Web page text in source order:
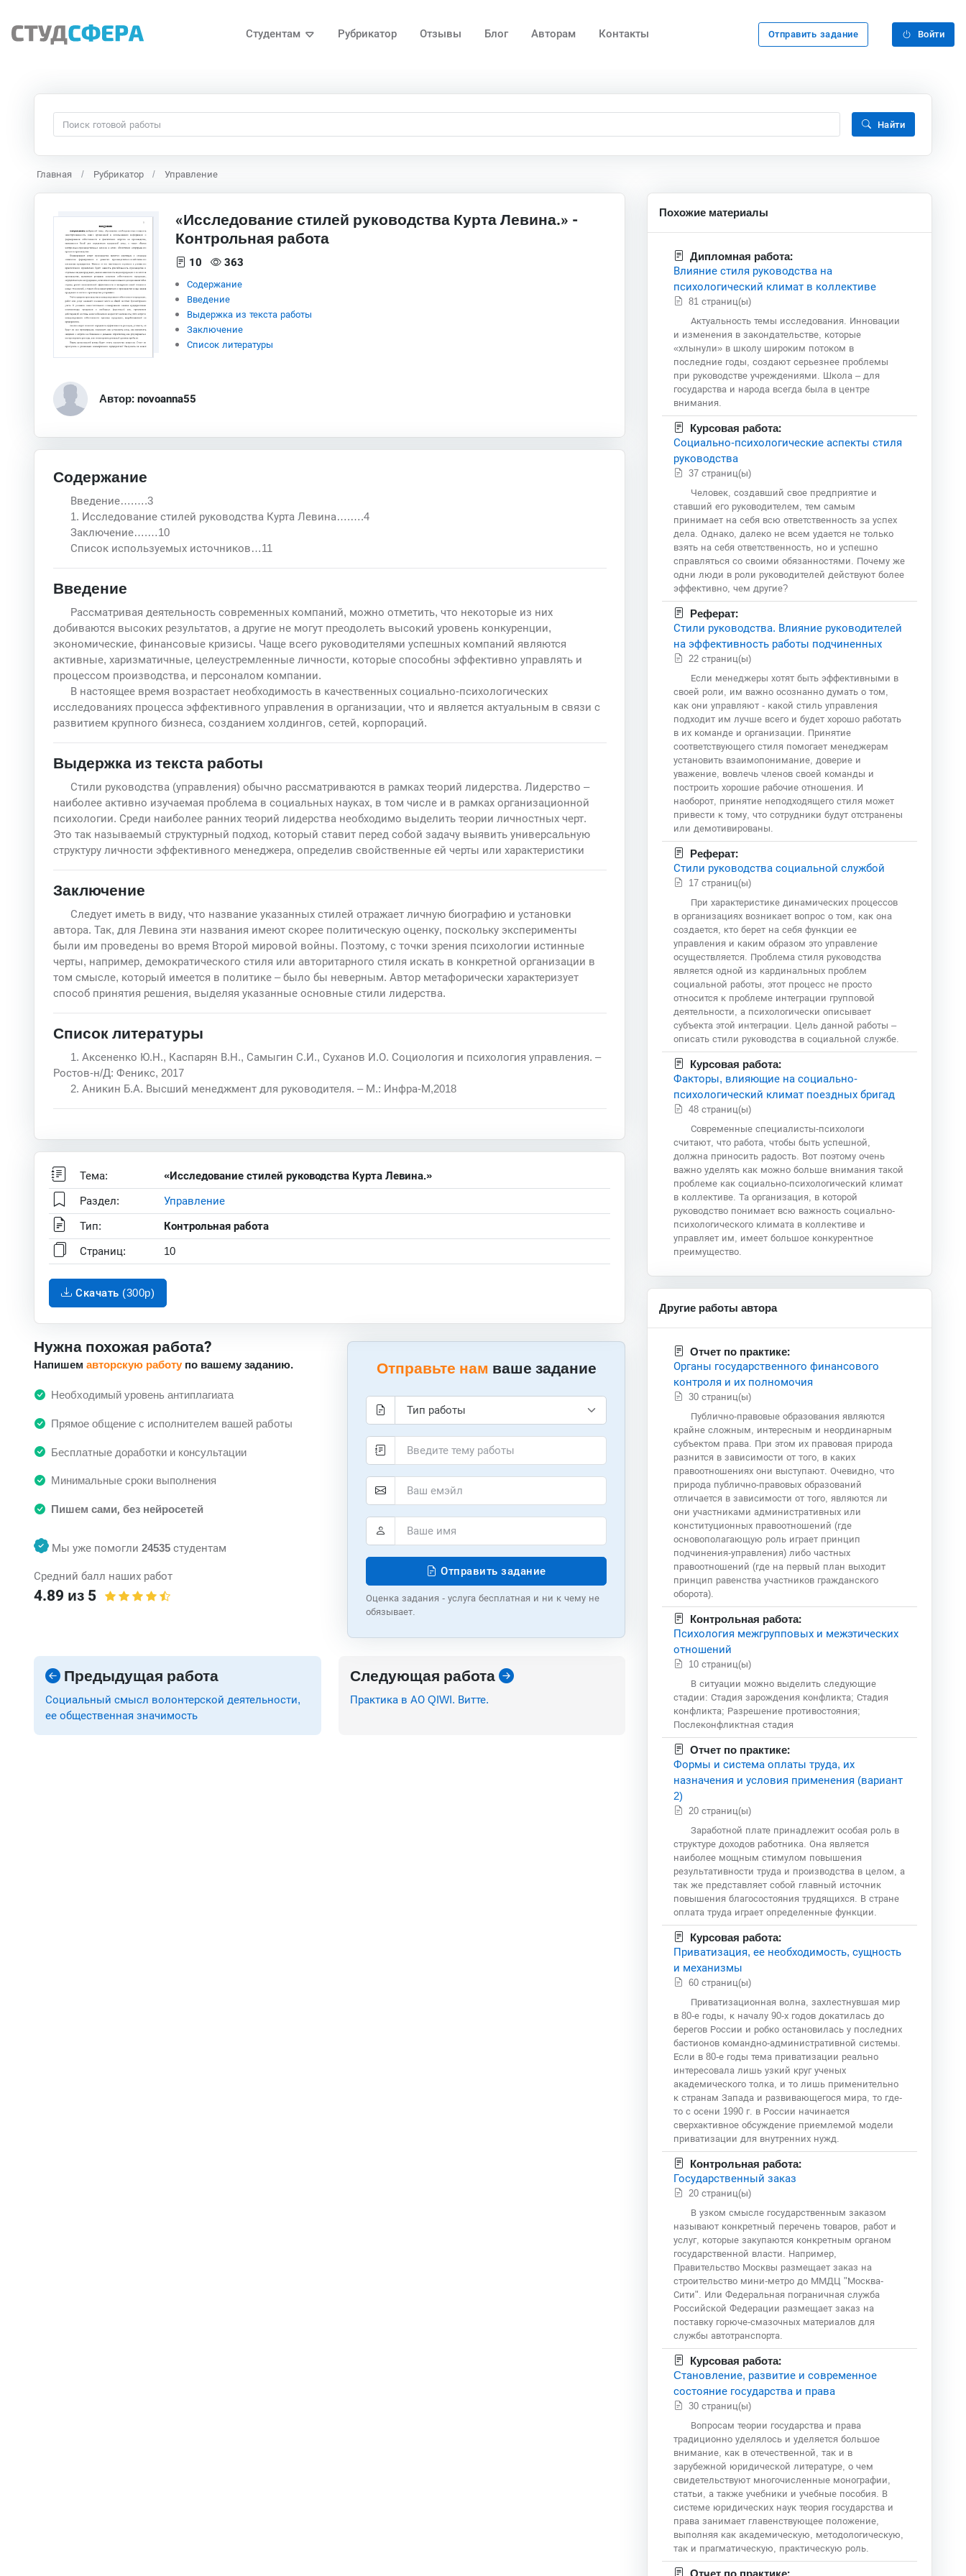
Студентам Рубрикатор Отзывы Блог Авторам Контакты Отправить задание Войти
Найти
Главная Рубрикатор Управление
«Исследование стилей руководства Курта Левина.» -
Контрольная работа
10 363
Содержание
Введение
Выдержка из текста работы
Заключение
Список литературы
Автор: novoanna55
Содержание
Введение….….3
1. Исследование стилей руководства Курта Левина….….4
Заключение….…10
Список используемых источников…11
Введение
Рассматривая деятельность современных компаний, можно отметить, что некоторые из них
добиваются высоких результатов, а другие не могут преодолеть высокий уровень конкуренции,
экономические, финансовые кризисы. Чаще всего руководителями успешных компаний являются
активные, харизматичные, целеустремленные личности, которые способны эффективно управлять и
процессом производства, и персоналом компании.
В настоящее время возрастает необходимость в качественных социально-психологических
исследованиях процесса эффективного управления в организации, что и является актуальным в связи с
развитием крупного бизнеса, созданием холдингов, сетей, корпораций.
Выдержка из текста работы
Стили руководства (управления) обычно рассматриваются в рамках теорий лидерства. Лидерство –
наиболее активно изучаемая проблема в социальных науках, в том числе и в рамках организационной
психологии. Среди наиболее ранних теорий лидерства необходимо выделить теории личностных черт.
Это так называемый структурный подход, который ставит перед собой задачу выявить универсальную
структуру личности эффективного менеджера, определив свойственные ей черты или характеристики
Заключение
Следует иметь в виду, что название указанных стилей отражает личную биографию и установки
автора. Так, для Левина эти названия имеют скорее политическую оценку, поскольку эксперименты
были им проведены во время Второй мировой войны. Поэтому, с точки зрения психологии истинные
черты, например, демократического стиля или авторитарного стиля искать в конкретной организации в
том смысле, который имеется в политике – было бы неверным. Автор метафорически характеризует
способ принятия решения, выделяя указанные основные стили лидерства.
Список литературы
1. Аксененко Ю.Н., Каспарян В.Н., Самыгин С.И., Суханов И.О. Социология и психология управления. –
Ростов-н/Д: Феникс, 2017
2. Аникин Б.А. Высший менеджмент для руководителя. – М.: Инфра-М,2018
Тема: «Исследование стилей руководства Курта Левина.»
Раздел: Управление
Тип: Контрольная работа
Страниц: 10
Скачать (300p)
Нужна похожая работа?
Напишем авторскую работу по вашему заданию.
Необходимый уровень антиплагиата
Прямое общение с исполнителем вашей работы
Бесплатные доработки и консультации
Минимальные сроки выполнения
Пишем сами, без нейросетей
Мы уже помогли 24535 студентам
Средний балл наших работ
4.89 из 5
Отправьте нам ваше задание
Отправить задание
Оценка задания - услуга бесплатная и ни к чему не
обязывает.
Предыдущая работа
Социальный смысл волонтерской деятельности,
ее общественная значимость
Следующая работа
Практика в АО QIWI. Витте.
Похожие материалы
Дипломная работа:
Влияние стиля руководства на
психологический климат в коллективе
81 страниц(ы)
Актуальность темы исследования. Инновации
и изменения в закондательстве, которые
«хлынули» в школу широким потоком в
последние годы, создают серьезнее проблемы
при руководстве учреждениями. Школа – для
государства и народа всегда была в центре
внимания.
Курсовая работа:
Социально-психологические аспекты стиля
руководства
37 страниц(ы)
Человек, создавший свое предприятие и
ставший его руководителем, тем самым
принимает на себя всю ответственность за успех
дела. Однако, далеко не всем удается не только
взять на себя ответственность, но и успешно
справляться со своими обязанностями. Почему же
одни люди в роли руководителей действуют более
эффективно, чем другие?
Реферат:
Стили руководства. Влияние руководителей
на эффективность работы подчиненных
22 страниц(ы)
Если менеджеры хотят быть эффективными в
своей роли, им важно осознанно думать о том,
как они управляют - какой стиль управления
подходит им лучше всего и будет хорошо работать
в их команде и организации. Принятие
соответствующего стиля помогает менеджерам
установить взаимопонимание, доверие и
уважение, вовлечь членов своей команды и
построить хорошие рабочие отношения. И
наоборот, принятие неподходящего стиля может
привести к тому, что сотрудники будут отстранены
или демотивированы.
Реферат:
Стили руководства социальной службой
17 страниц(ы)
При характеристике динамических процессов
в организациях возникает вопрос о том, как она
создается, кто берет на себя функции ее
управления и каким образом это управление
осуществляется. Проблема стиля руководства
является одной из кардинальных проблем
социальной работы, этот процесс не просто
относится к проблеме интеграции групповой
деятельности, а психологически описывает
субъекта этой интеграции. Цель данной работы –
описать стили руководства в социальной службе.
Курсовая работа:
Факторы, влияющие на социально-
психологический климат поездных бригад
48 страниц(ы)
Современные специалисты-психологи
считают, что работа, чтобы быть успешной,
должна приносить радость. Вот поэтому очень
важно уделять как можно больше внимания такой
проблеме как социально-психологический климат
в коллективе. Та организация, в которой
руководство понимает всю важность социально-
психологического климата в коллективе и
управляет им, имеет большое конкурентное
преимущество.
Другие работы автора
Отчет по практике:
Органы государственного финансового
контроля и их полномочия
30 страниц(ы)
Публично-правовые образования являются
крайне сложным, интересным и неординарным
субъектом права. При этом их правовая природа
разнится в зависимости от того, в каких
правоотношениях они выступают. Очевидно, что
природа публично-правовых образований
отличается в зависимости от того, являются ли
они участниками административных или
конституционных правоотношений (где
основополагающую роль играет принцип
подчинения-управления) либо частных
правоотношений (где на первый план выходит
принцип равенства участников гражданского
оборота).
Контрольная работа:
Психология межгрупповых и межэтических
отношений
10 страниц(ы)
В ситуации можно выделить следующие
стадии: Стадия зарождения конфликта; Стадия
конфликта; Разрешение противостояния;
Послеконфликтная стадия
Отчет по практике:
Формы и система оплаты труда, их
назначения и условия применения (вариант
2)
20 страниц(ы)
Заработной плате принадлежит особая роль в
структуре доходов работника. Она является
наиболее мощным стимулом повышения
результативности труда и производства в целом, а
так же представляет собой главный источник
повышения благосостояния трудящихся. В стране
оплата труда играет определенные функции.
Курсовая работа:
Приватизация, ее необходимость, сущность
и механизмы
60 страниц(ы)
Приватизационная волна, захлестнувшая мир
в 80-е годы, к началу 90-х годов докатилась до
берегов России и робко остановилась у последних
бастионов командно-административной системы.
Если в 80-е годы тема приватизации реально
интересовала лишь узкий круг ученых
академического толка, и то лишь применительно
к странам Запада и развивающегося мира, то где-
то с осени 1990 г. в России начинается
сверхактивное обсуждение приемлемой модели
приватизации для внутренних нужд.
Контрольная работа:
Государственный заказ
20 страниц(ы)
В узком смысле государственным заказом
называют конкретный перечень товаров, работ и
услуг, которые закупаются конкретным органом
государственной власти. Например,
Правительство Москвы размещает заказ на
строительство мини-метро до ММДЦ "Москва-
Сити". Или Федеральная пограничная служба
Российской Федерации размещает заказ на
поставку горюче-смазочных материалов для
службы автотранспорта.
Курсовая работа:
Cтановление, развитие и современное
состояние гоcударства и права
30 страниц(ы)
Вопросам теории государства и права
традиционно уделялось и уделяется большое
внимание, как в отечественной, так и в
зарубежной юридической литературе, о чем
свидетельствуют многочисленные монографии,
статьи, а также учебники и учебные пособия. В
системе юридических наук теория государства и
права занимает главенствующее положение,
выполняя как академическую, методологическую,
так и прагматическую, практическую роль.